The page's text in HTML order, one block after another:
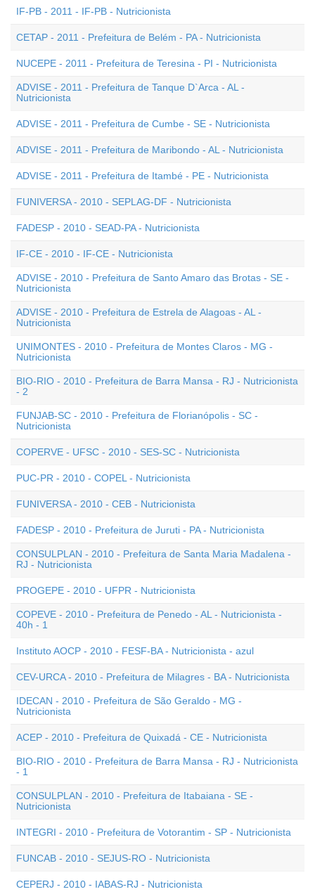
IF-PB - 2011 - IF-PB - Nutricionista
CETAP - 2011 - Prefeitura de Belém - PA - Nutricionista
NUCEPE - 2011 - Prefeitura de Teresina - PI - Nutricionista
ADVISE - 2011 - Prefeitura de Tanque D`Arca - AL -
Nutricionista
ADVISE - 2011 - Prefeitura de Cumbe - SE - Nutricionista
ADVISE - 2011 - Prefeitura de Maribondo - AL - Nutricionista
ADVISE - 2011 - Prefeitura de Itambé - PE - Nutricionista
FUNIVERSA - 2010 - SEPLAG-DF - Nutricionista
FADESP - 2010 - SEAD-PA - Nutricionista
IF-CE - 2010 - IF-CE - Nutricionista
ADVISE - 2010 - Prefeitura de Santo Amaro das Brotas - SE -
Nutricionista
ADVISE - 2010 - Prefeitura de Estrela de Alagoas - AL -
Nutricionista
UNIMONTES - 2010 - Prefeitura de Montes Claros - MG -
Nutricionista
BIO-RIO - 2010 - Prefeitura de Barra Mansa - RJ - Nutricionista
- 2
FUNJAB-SC - 2010 - Prefeitura de Florianópolis - SC -
Nutricionista
COPERVE - UFSC - 2010 - SES-SC - Nutricionista
PUC-PR - 2010 - COPEL - Nutricionista
FUNIVERSA - 2010 - CEB - Nutricionista
FADESP - 2010 - Prefeitura de Juruti - PA - Nutricionista
CONSULPLAN - 2010 - Prefeitura de Santa Maria Madalena -
RJ - Nutricionista
PROGEPE - 2010 - UFPR - Nutricionista
COPEVE - 2010 - Prefeitura de Penedo - AL - Nutricionista -
40h - 1
Instituto AOCP - 2010 - FESF-BA - Nutricionista - azul
CEV-URCA - 2010 - Prefeitura de Milagres - BA - Nutricionista
IDECAN - 2010 - Prefeitura de São Geraldo - MG -
Nutricionista
ACEP - 2010 - Prefeitura de Quixadá - CE - Nutricionista
BIO-RIO - 2010 - Prefeitura de Barra Mansa - RJ - Nutricionista
- 1
CONSULPLAN - 2010 - Prefeitura de Itabaiana - SE -
Nutricionista
INTEGRI - 2010 - Prefeitura de Votorantim - SP - Nutricionista
FUNCAB - 2010 - SEJUS-RO - Nutricionista
CEPERJ - 2010 - IABAS-RJ - Nutricionista